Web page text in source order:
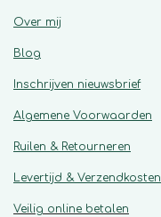
Over mij
Blog
Inschrijven nieuwsbrief
Algemene Voorwaarden
Ruilen & Retourneren
Levertijd & Verzendkosten
Veilig online betalen